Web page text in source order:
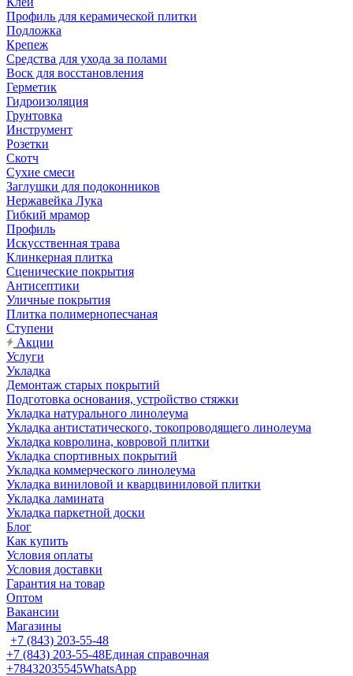
Профиль для керамической плитки
Подложка
Крепеж
Средства для ухода за полами
Воск для восстановления
Герметик
Гидроизоляция
Грунтовка
Инструмент
Розетки
Скотч
Сухие смеси
Заглушки для подоконников
Нержавейка Лука
Гибкий мрамор
Профиль
Искусственная трава
Клинкерная плитка
Сценические покрытия
Антисептики
Уличные покрытия
Плитка полимернопесчаная
Ступени
Акции
Услуги
Укладка
Демонтаж старых покрытий
Подготовка основания, устройство стяжки
Укладка натурального линолеума
Укладка антистатического, токопроводящего линолеума
Укладка ковролина, ковровой плитки
Укладка спортивных покрытий
Укладка коммерческого линолеума
Укладка виниловой и кварцвиниловой плитки
Укладка ламината
Укладка паркетной доски
Блог
Как купить
Условия оплаты
Условия доставки
Гарантия на товар
Оптом
Вакансии
Магазины
+7 (843) 203-55-48
+7 (843) 203-55-48Единая справочная
+78432035545WhatsApp